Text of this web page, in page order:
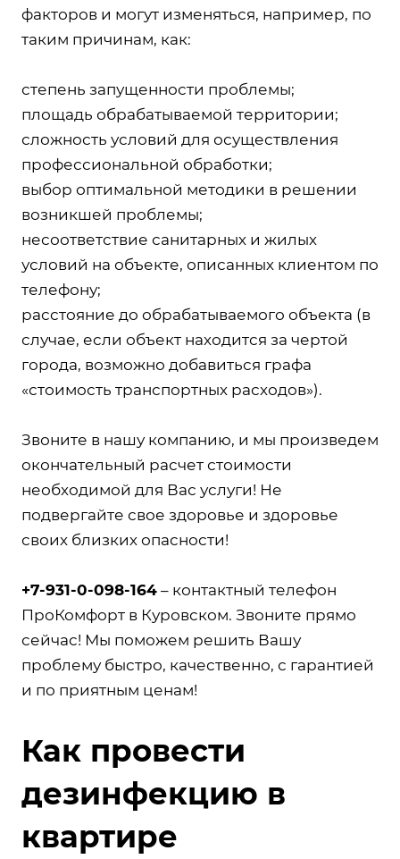
факторов и могут изменяться, например, по
таким причинам, как:
степень запущенности проблемы;
площадь обрабатываемой территории;
сложность условий для осуществления
профессиональной обработки;
выбор оптимальной методики в решении
возникшей проблемы;
несоответствие санитарных и жилых
условий на объекте, описанных клиентом по
телефону;
расстояние до обрабатываемого объекта (в
случае, если объект находится за чертой
города, возможно добавиться графа
«стоимость транспортных расходов»).
Звоните в нашу компанию, и мы произведем
окончательный расчет стоимости
необходимой для Вас услуги! Не
подвергайте свое здоровье и здоровье
своих близких опасности!
+7-931-0-098-164 – контактный телефон
ПроКомфорт в Куровском. Звоните прямо
сейчас! Мы поможем решить Вашу
проблему быстро, качественно, с гарантией
и по приятным ценам!
Как провести
дезинфекцию в
квартире